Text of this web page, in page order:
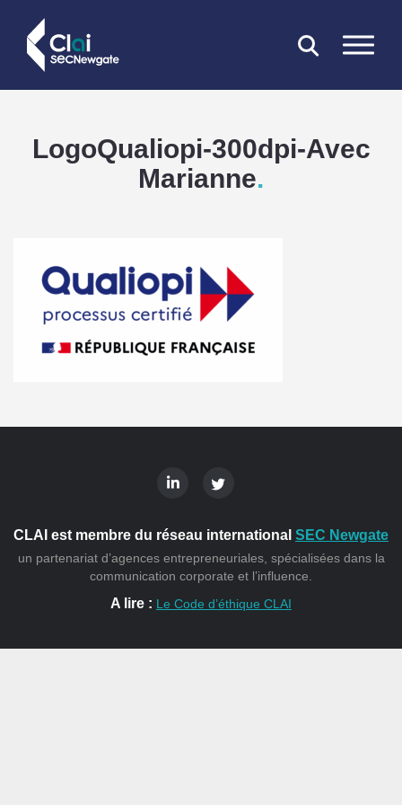
FERMER
LogoQualiopi-300dpi-Avec
Marianne
CLAI est membre du réseau international SEC Newgate
un partenariat d’agences entrepreneuriales, spécialisées dans la
communication corporate et l’influence.
A lire : Le Code d’éthique CLAI